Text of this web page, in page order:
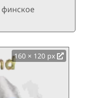
финское
160 × 120 px